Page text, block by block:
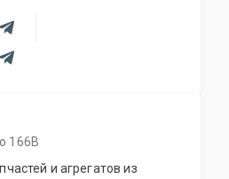
гарантия качества
Приемлемые цены и
постоянных и оптовых
166В
и агрегатов из